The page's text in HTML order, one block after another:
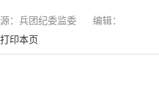
：兵团纪委监委
编辑：
打印本页